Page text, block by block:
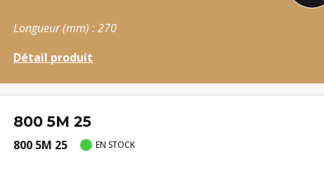
Longueur (mm) : 270
Détail produit
800 5M 25
800 5M 25 EN STOCK